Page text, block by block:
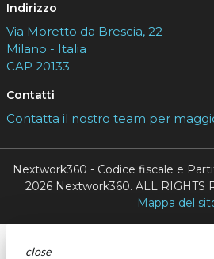
Indirizzo
Via Moretto da Brescia, 22
Milano - Italia
CAP 20133
Contatti
Contatta il nostro team per
Nextwork360 - Codice fiscale e
2026 Nextwork360. ALL RIGHTS
Mappa del
close